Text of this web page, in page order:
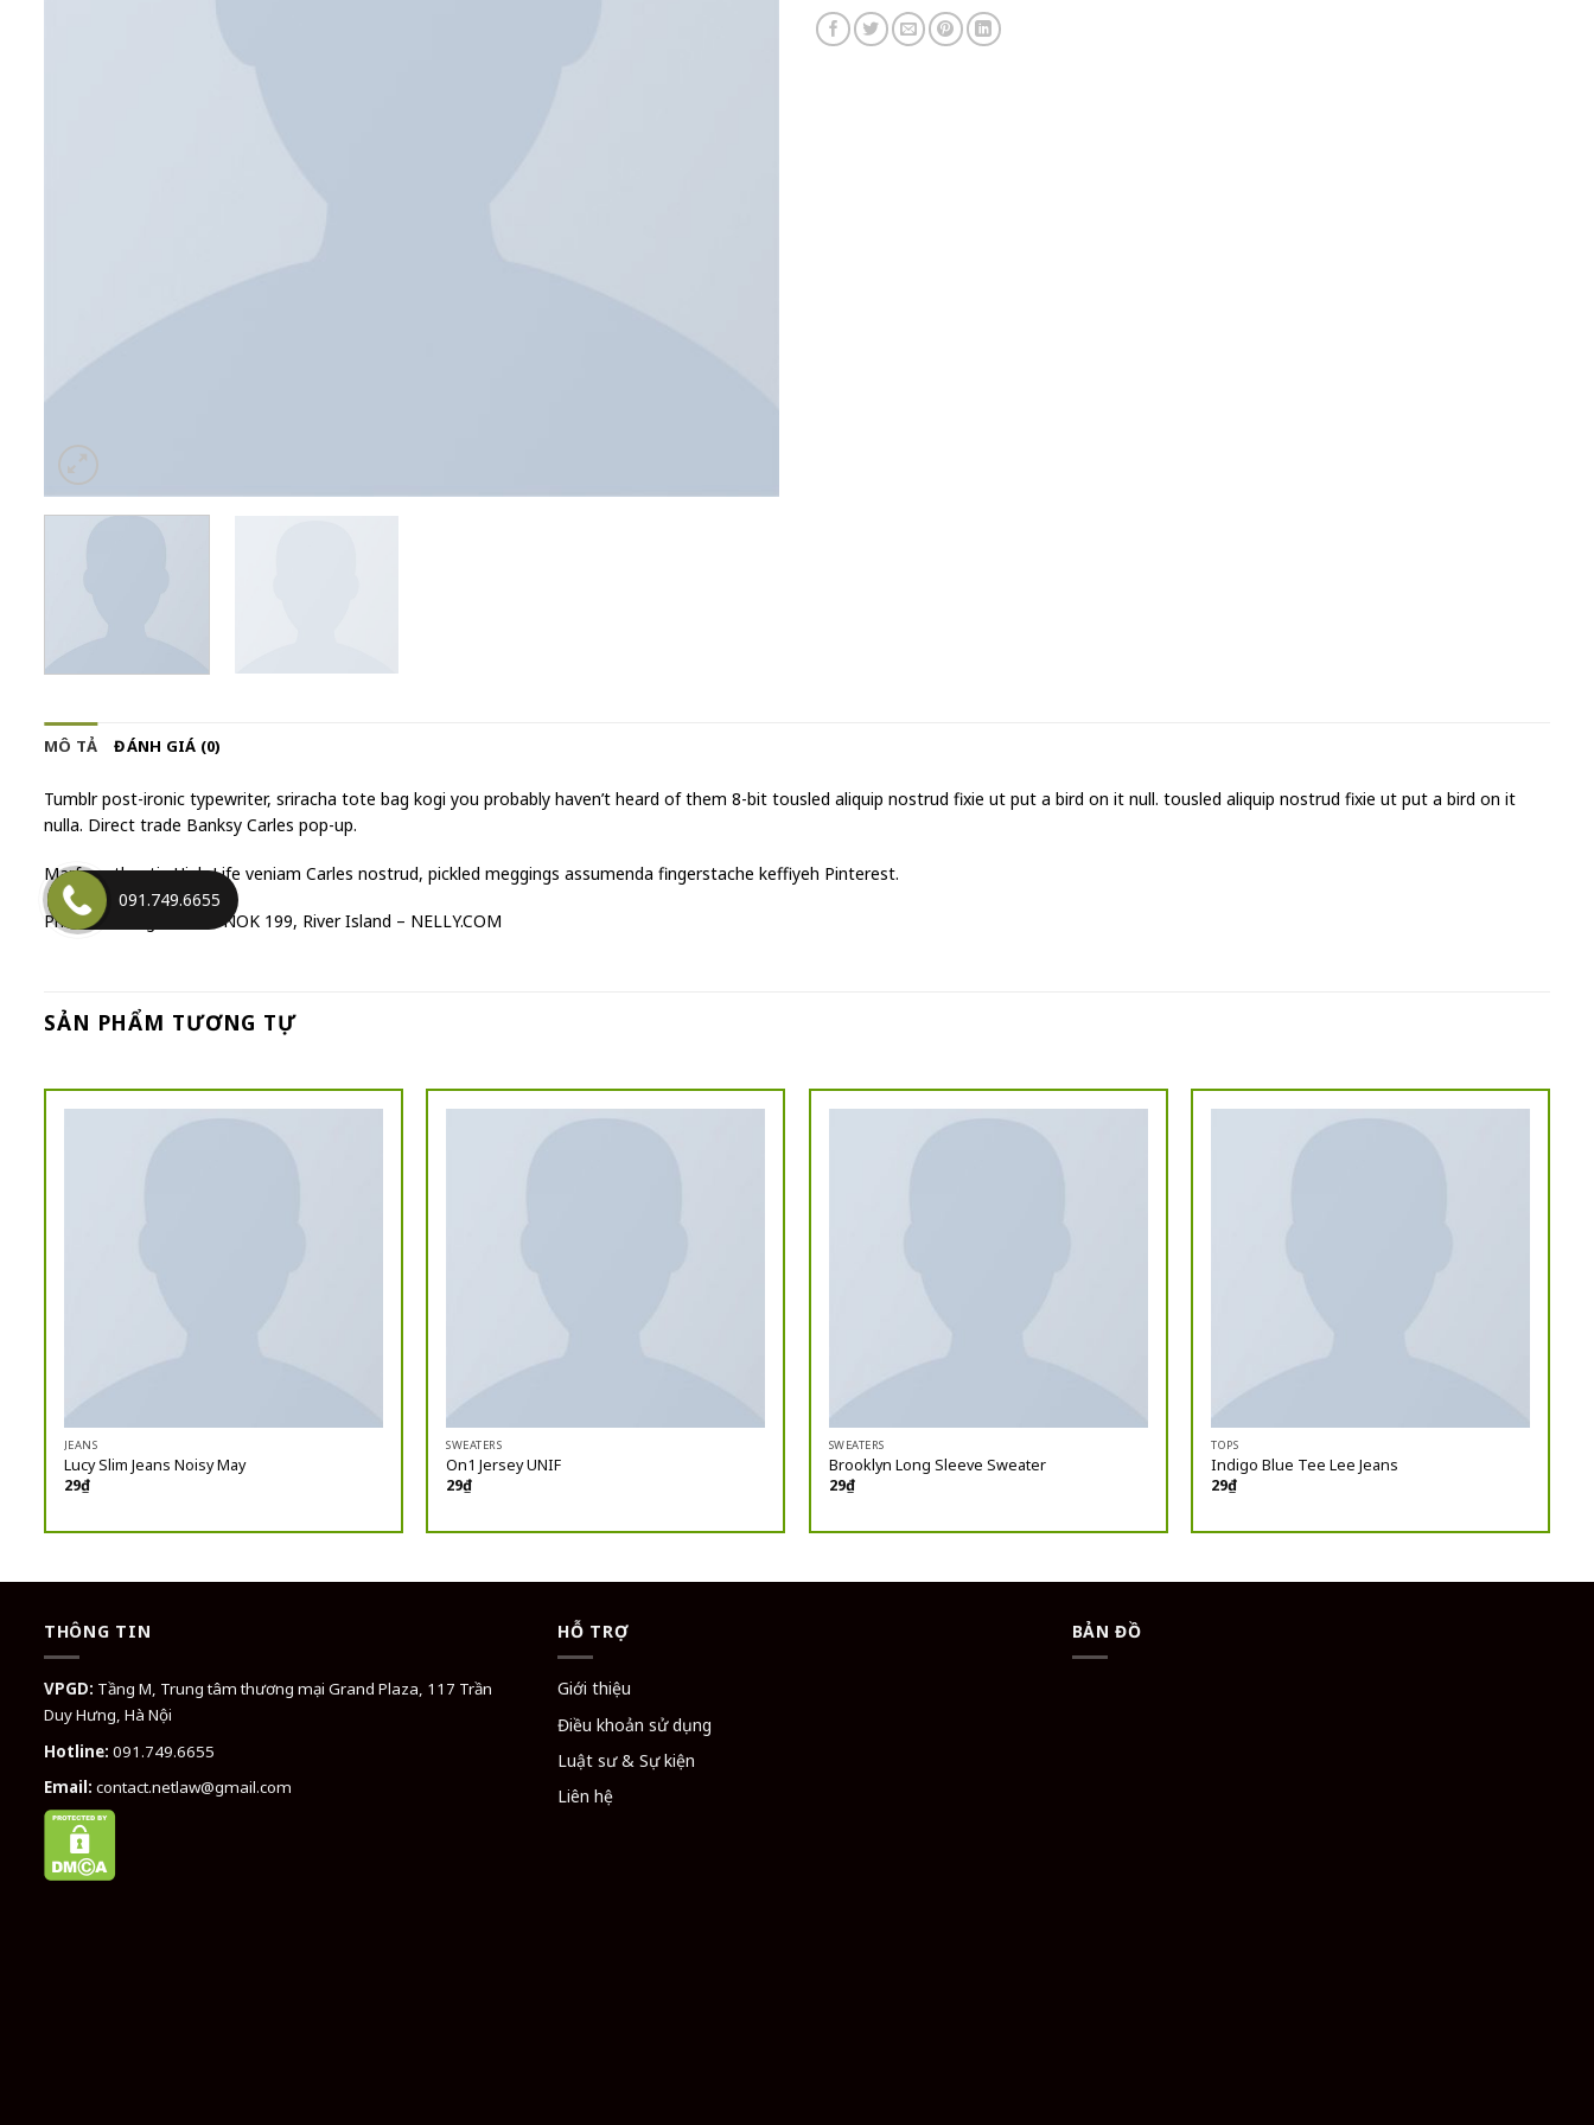
MÔ TẢ ĐÁNH GIÁ (0)
Tumblr post-ironic typewriter, sriracha tote bag kogi you probably haven’t heard of them 8-bit tousled aliquip nostrud fixie ut put a bird on it null. tousled aliquip nostrud fixie ut put a bird on it
nulla. Direct trade Banksy Carles pop-up.
Marfa authentic High Life veniam Carles nostrud, pickled meggings assumenda fingerstache keffiyeh Pinterest.
Print Ls College Sweat NOK 199, River Island – NELLY.COM
SẢN PHẨM TƯƠNG TỰ
JEANS
Lucy Slim Jeans Noisy May
29₫
SWEATERS
On1 Jersey UNIF
29₫
SWEATERS
Brooklyn Long Sleeve Sweater
29₫
TOPS
Indigo Blue Tee Lee Jeans
29₫
THÔNG TIN
VPGD: Tầng M, Trung tâm thương mại Grand Plaza, 117 Trần
Duy Hưng, Hà Nội
Hotline: 091.749.6655
Email: contact.netlaw@gmail.com
HỖ TRỢ
Giới thiệu
Điều khoản sử dụng
Luật sư & Sự kiện
Liên hệ
BẢN ĐỒ
091.749.6655